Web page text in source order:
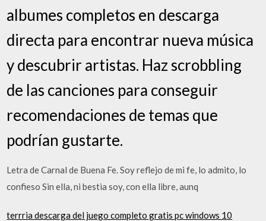
albumes completos en descarga
directa para encontrar nueva música
y descubrir artistas. Haz scrobbling
de las canciones para conseguir
recomendaciones de temas que
podrían gustarte.
Letra de Carnal de Buena Fe. Soy reflejo de mi fe, lo admito, lo
confieso Sin ella, ni bestia soy, con ella libre, aunq
terrria descarga del juego completo gratis pc windows 10